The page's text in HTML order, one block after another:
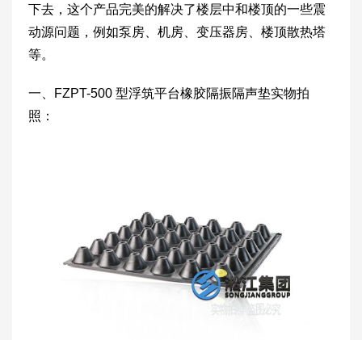
下去，这个产品完美的解决了楼层中和楼顶的一些震
动源问题，例如泵房、机房、变压器房、楼顶散热塔
等。
一、FZPT-500 型浮筑平台橡胶隔振隔声垫实物拍
照：